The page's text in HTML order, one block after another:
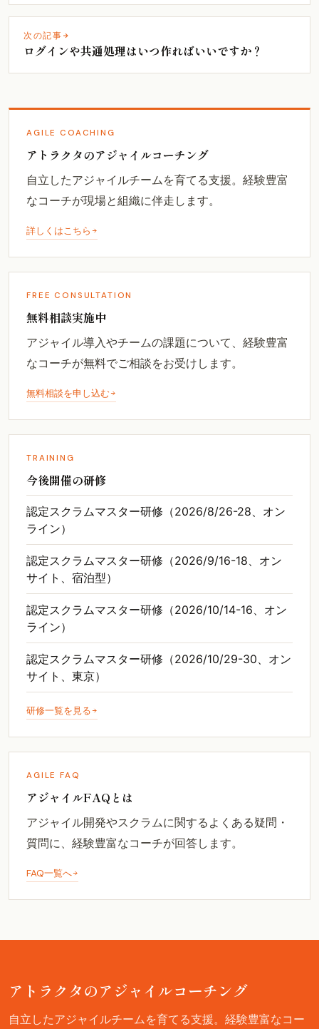
次の記事
ログインや共通処理はいつ作ればいいですか？
AGILE COACHING
アトラクタのアジャイルコーチング
自立したアジャイルチームを育てる支援。経験豊富
なコーチが現場と組織に伴走します。
詳しくはこちら
FREE CONSULTATION
無料相談実施中
アジャイル導入やチームの課題について、経験豊富
なコーチが無料でご相談をお受けします。
無料相談を申し込む
TRAINING
今後開催の研修
認定スクラムマスター研修（2026/8/26-28、オン
ライン）
認定スクラムマスター研修（2026/9/16-18、オン
サイト、宿泊型）
認定スクラムマスター研修（2026/10/14-16、オン
ライン）
認定スクラムマスター研修（2026/10/29-30、オン
サイト、東京）
研修一覧を見る
AGILE FAQ
アジャイルFAQとは
アジャイル開発やスクラムに関するよくある疑問・
質問に、経験豊富なコーチが回答します。
FAQ一覧へ
アトラクタのアジャイルコーチング
自立したアジャイルチームを育てる支援。経験豊富なコー